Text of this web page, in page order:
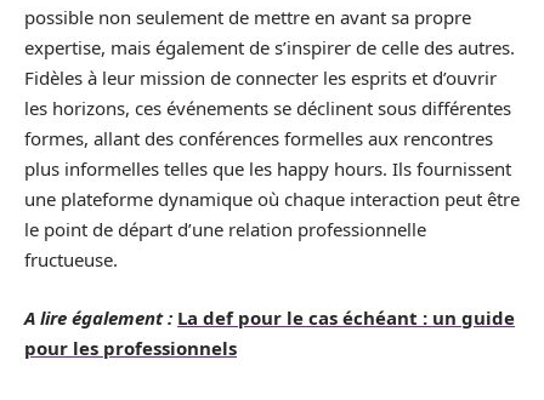
possible non seulement de mettre en avant sa propre
expertise, mais également de s’inspirer de celle des autres.
Fidèles à leur mission de connecter les esprits et d’ouvrir
les horizons, ces événements se déclinent sous différentes
formes, allant des conférences formelles aux rencontres
plus informelles telles que les happy hours. Ils fournissent
une plateforme dynamique où chaque interaction peut être
le point de départ d’une relation professionnelle
fructueuse.
A lire également : La def pour le cas échéant : un guide
pour les professionnels